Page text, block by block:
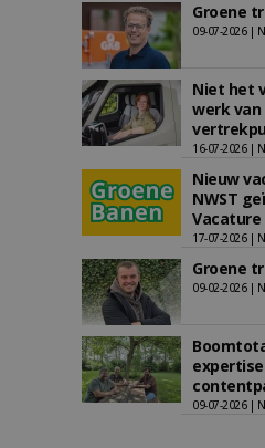
Groene
09-07-2026 |
Niet het
werk van
16-07-2026 |
Nieuw
NWST
17-07-2026 |
Groene
09-02-2026 |
09-07-2026 |